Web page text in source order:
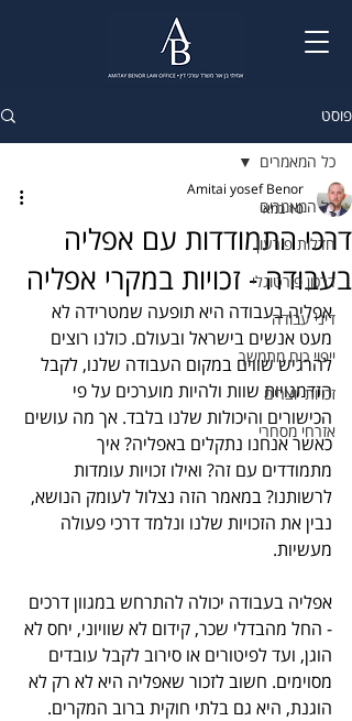
פוסט
כל המאמרים
חדלות פירעון
דרכון פורטוגלי
דיני עבודה
ייפוי כוח מתמשך
זכויות יוצרים
אזרחי מסחרי
כל המאמרים
דרכי התמודדות עם אפליה
בעבודה - זכויות במקרי אפליה
Amitai yosef Benor
10 במאי
אפליה בעבודה היא תופעה שמטרידה לא
מעט אנשים בישראל ובעולם. כולנו רוצים
להרגיש שווים במקום העבודה שלנו, לקבל
הזדמנויות שוות ולהיות מוערכים על פי
הכישורים והיכולות שלנו בלבד. אך מה עושים
כאשר אנחנו נתקלים באפליה? איך
מתמודדים עם זה? ואילו זכויות עומדות
לרשותנו? במאמר הזה נצלול לעומק הנושא,
נבין את הזכויות שלנו ונלמד דרכי פעולה
מעשיות.
אפליה בעבודה יכולה להתרחש במגוון דרכים
- החל מהבדלי שכר, קידום לא שוויוני, יחס לא
הוגן, ועד לפיטורים או סירוב לקבל עובדים
מסוימים. חשוב לזכור שאפליה היא לא רק לא
הוגנת, היא גם בלתי חוקית ברוב המקרים.